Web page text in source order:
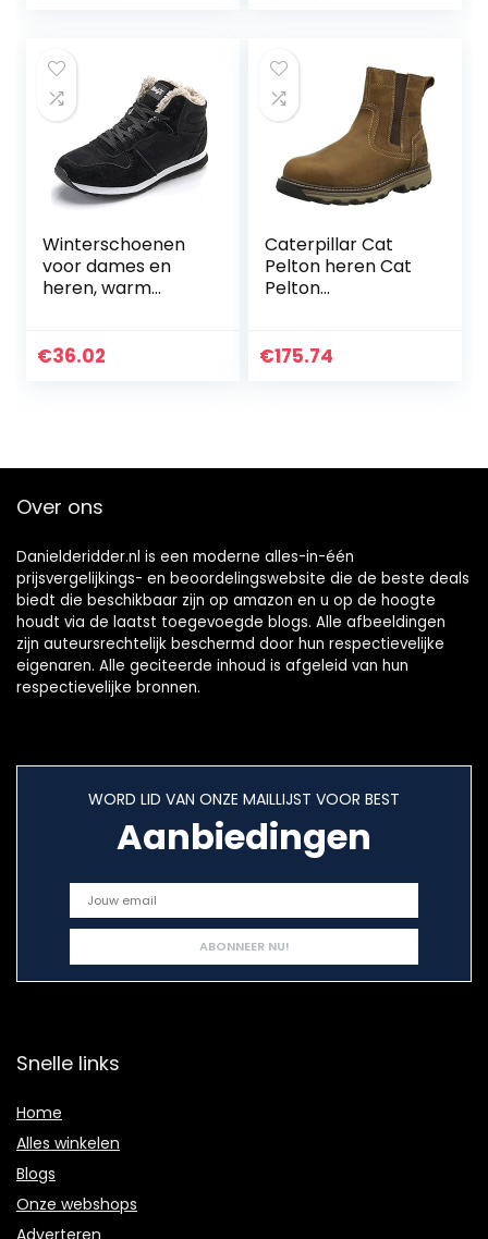
Winterschoenen
voor dames en
heren, warm
winterlaarzen,
€36.02
Caterpillar Cat
Pelton heren Cat
Pelton
€175.74
Over ons
Danielderidder.nl is een moderne alles-in-één
prijsvergelijkings- en beoordelingswebsite die de beste deals
biedt die beschikbaar zijn op amazon en u op de hoogte
houdt via de laatst toegevoegde blogs. Alle afbeeldingen
zijn auteursrechtelijk beschermd door hun respectievelijke
eigenaren. Alle geciteerde inhoud is afgeleid van hun
respectievelijke bronnen.
WORD LID VAN ONZE MAILLIJST VOOR BEST
Aanbiedingen
Snelle links
Home
Alles winkelen
Blogs
Onze webshops